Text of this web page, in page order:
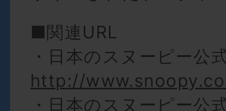
■関連URL
・日本のスヌーピー公
http://
・日本のスヌーピー公